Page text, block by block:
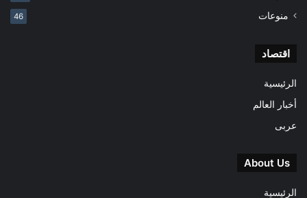
منوعات 46
اقتصاد
الرئيسية
أخبار العالم
عربى
About Us
الرئيسية